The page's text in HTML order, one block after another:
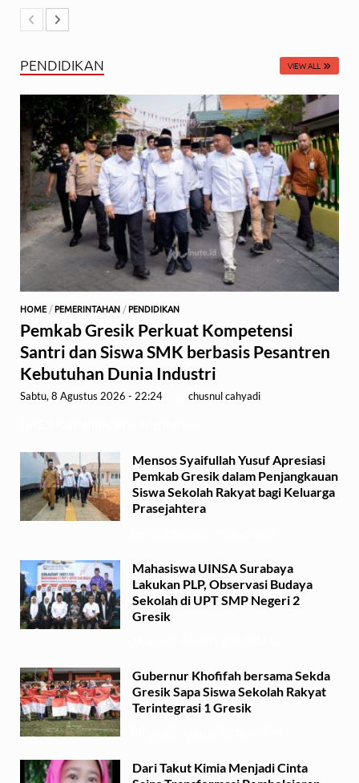
PENDIDIKAN VIEW ALL
HOME /PEMERINTAHAN /PENDIDIKAN
Pemkab Gresik Perkuat Kompetensi
Santri dan Siswa SMK berbasis Pesantren
Kebutuhan Dunia Industri
Sabtu, 8 Agustus 2026 - 22:24 chusnul cahyadi
Mensos Syaifullah Yusuf Apresiasi
Pemkab Gresik dalam Penjangkauan
Siswa Sekolah Rakyat bagi Keluarga
Prasejahtera
Mahasiswa UINSA Surabaya
Lakukan PLP, Observasi Budaya
Sekolah di UPT SMP Negeri 2
Gresik
Gubernur Khofifah bersama Sekda
Gresik Sapa Siswa Sekolah Rakyat
Terintegrasi 1 Gresik
Dari Takut Kimia Menjadi Cinta